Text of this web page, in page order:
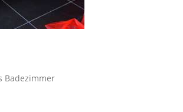
Badezimmer